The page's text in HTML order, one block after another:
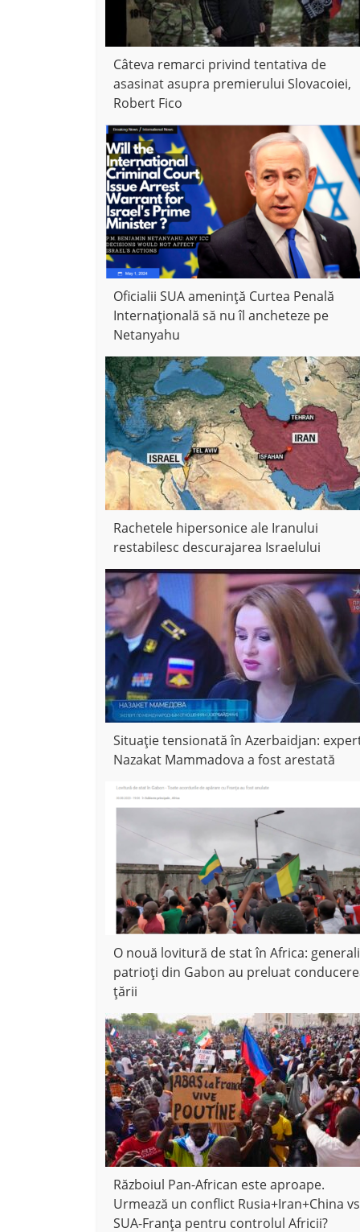
Câteva remarci privind tentativa de
asasinat asupra premierului Slovacoiei,
Robert Fico
Oficialii SUA amenință Curtea Penală
Internațională să nu îl ancheteze pe
Netanyahu
Rachetele hipersonice ale Iranului
restabilesc descurajarea Israelului
Situație tensionată în Azerbaidjan:
Nazakat Mammadova a fost arestată
O nouă lovitură de stat în Africa:
patrioți din Gabon au preluat
țării
Războiul Pan-African este aproape.
Urmează un conflict Rusia+Iran+China vs
SUA-Franța pentru controlul Africii?